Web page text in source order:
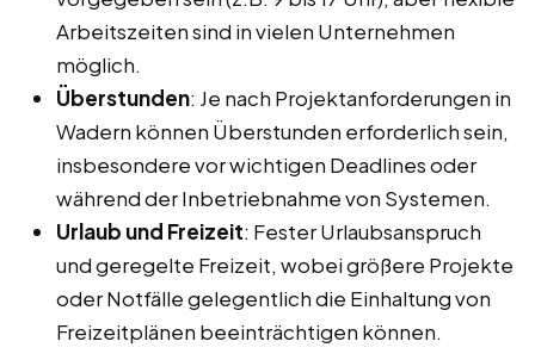
Arbeitszeiten sind in vielen Unternehmen
möglich.
Überstunden: Je nach Projektanforderungen in
Wadern können Überstunden erforderlich sein,
insbesondere vor wichtigen Deadlines oder
während der Inbetriebnahme von Systemen.
Urlaub und Freizeit: Fester Urlaubsanspruch
und geregelte Freizeit, wobei größere Projekte
oder Notfälle gelegentlich die Einhaltung von
Freizeitplänen beeinträchtigen können.